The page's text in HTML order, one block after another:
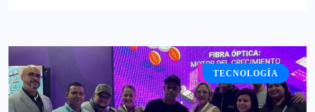
PLANET SHOW
TECNOLOGÍA